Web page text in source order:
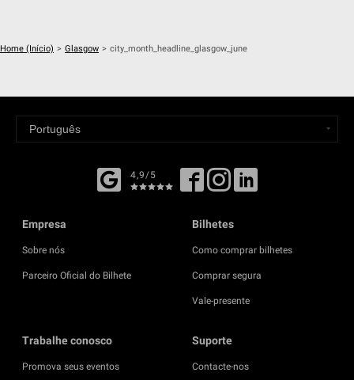
Home (Início) > Glasgow > city_month_headline_glasgow_june
4,9/5
Empresa
Sobre nós
Parceiro Oficial do Bilhete
Bilhetes
Como comprar bilhetes
Comprar segura
Vale-presente
Trabalhe conosco
Promova seus eventos
Suporte
Contacte-nos